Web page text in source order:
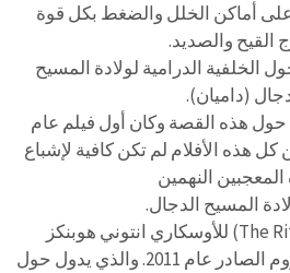
أماكن الخلل والضغط بكل قوة
القيح والصديد.
الخلفية الدرامية لولادة المسيح
(داميان).
حول هذه القصة وكان أول فيلم عام
2006 و 2016 ولكن كل هذه الأفلام لم تكن كافية لإشباع
النهمين
المسيح الدجال.
وهو يذكرني بفيلم (The Rite) للأوسكاري انتوني هوبنكز
وللمخرج ميكائيل هافستروم الصادر عام 2011. والذي يدول حول